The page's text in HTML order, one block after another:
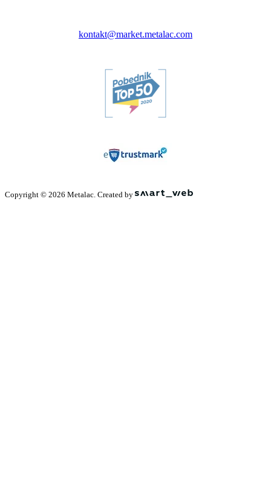
kontakt@market.metalac.com
Copyright © 2026 Metalac. Created by